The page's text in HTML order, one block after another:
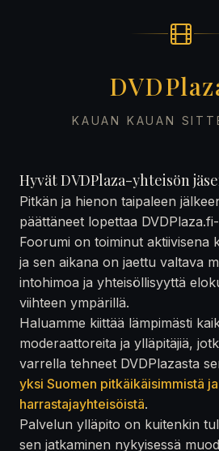
KAUAN KAUAN
Hyvät DVDPlaza-yhteisön
Pitkän ja hienon taipaleen
päättäneet lopettaa
Foorumi on toiminut aktiivisena
ja sen aikana on jaettu valtava
intohimoa ja yhteisöllisyyttä
viihteen ympärillä.
Haluamme kiittää lämpimästi
moderaattoreita ja ylläpitäjiä,
varrella tehneet DVDPlazasta
yksi Suomen pitkäikäisimmistä
harrastajayhteisöistä.
Palvelun ylläpito on kuitenkin
sen jatkaminen nykyisessä